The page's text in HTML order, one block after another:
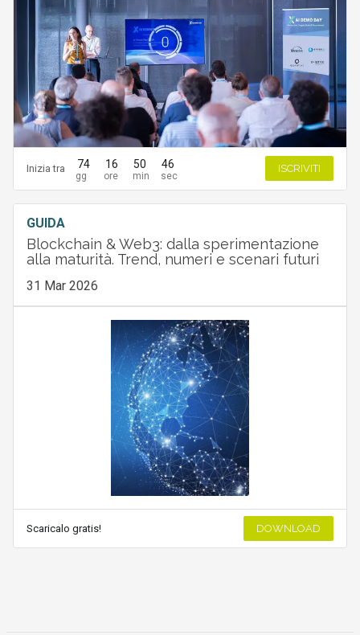
Inizia tra 74 16 50 45 ISCRIVITI
GUIDA
Blockchain & Web3: dalla sperimentazione
alla maturità. Trend, numeri e scenari futuri
31 Mar 2026
Scaricalo gratis! DOWNLOAD